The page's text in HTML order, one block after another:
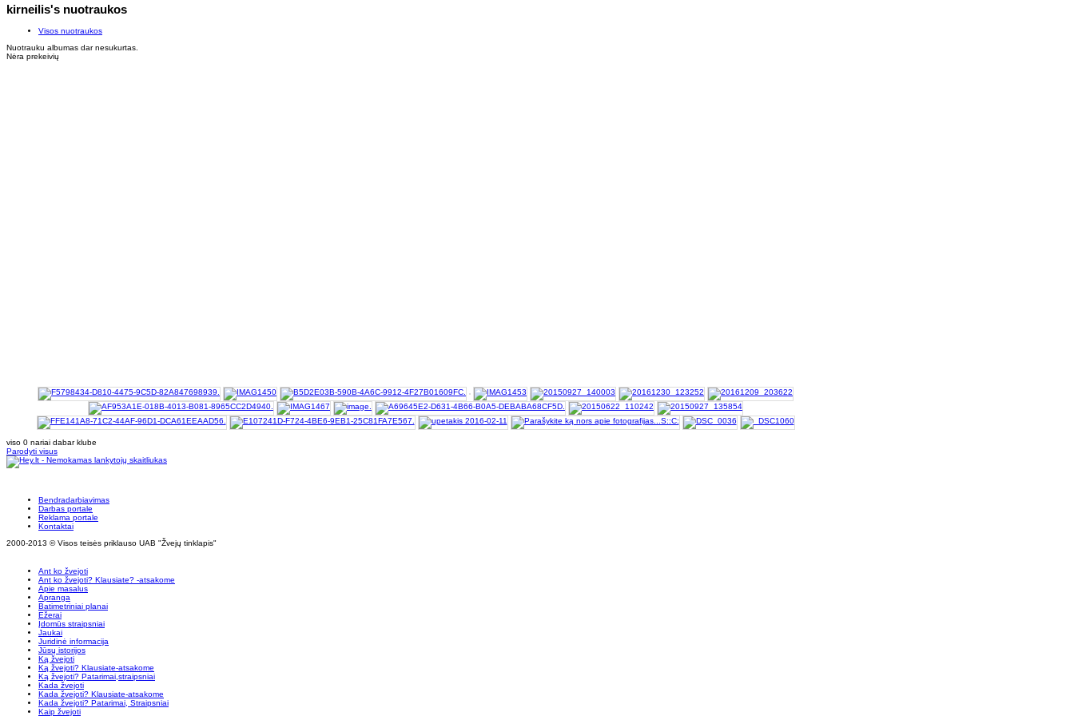
kirneilis's nuotraukos
Visos nuotraukos
Nuotrauku albumas dar nesukurtas.
Nėra prekeivių
viso 0 nariai dabar klube
Parodyti visus
Bendradarbiavimas
Darbas portale
Reklama portale
Kontaktai
2000-2013 © Visos teisės priklauso UAB "Žvejų tinklapis"
Ant ko žvejoti
Ant ko žvejoti? Klausiate? -atsakome
Apie masalus
Apranga
Batimetriniai planai
Ežerai
Įdomūs straipsniai
Jaukai
Juridinė informacija
Jūsų istorijos
Ką žvejoti
Ką žvejoti? Klausiate-atsakome
Ką žvejoti? Patarimai,straipsniai
Kada žvejoti
Kada žvejoti? Klausiate-atsakome
Kada žvejoti? Patarimai, Straipsniai
Kaip žvejoti